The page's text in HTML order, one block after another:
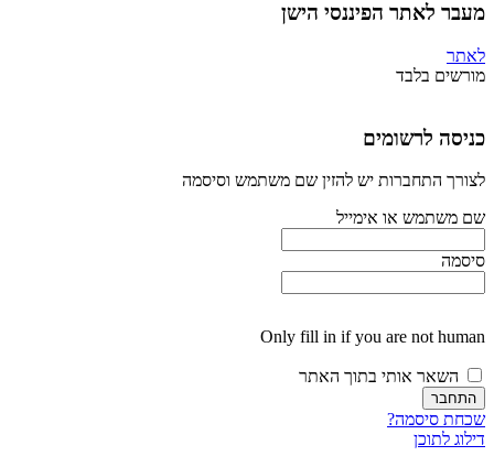
מעבר לאתר הפיננסי הישן
לאתר
מורשים בלבד
כניסה לרשומים
לצורך התחברות יש להזין שם משתמש וסיסמה
שם משתמש או אימייל
סיסמה
Only fill in if you are not human
השאר אותי בתוך האתר
שכחת סיסמה?
דילוג לתוכן